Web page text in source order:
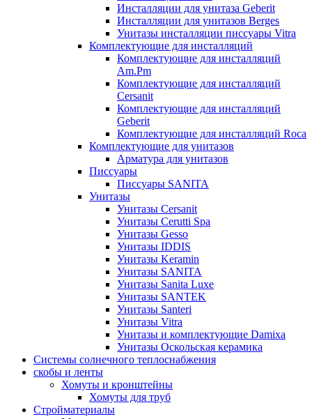
Инсталляции для унитаза Geberit
Инсталляции для унитазов Berges
Унитазы инсталляции писсуары Vitra
Комплектующие для инсталляций
Комплектующие для инсталляций
Am.Pm
Комплектующие для инсталляций
Cersanit
Комплектующие для инсталляций
Geberit
Комплектующие для инсталляций Roca
Комплектующие для унитазов
Арматура для унитазов
Писсуары
Писсуары SANITA
Унитазы
Унитазы Cersanit
Унитазы Cerutti Spa
Унитазы Gesso
Унитазы IDDIS
Унитазы Keramin
Унитазы SANITA
Унитазы Sanita Luxe
Унитазы SANTEK
Унитазы Santeri
Унитазы Vitra
Унитазы и комплектующие Damixa
Унитазы Оскольская керамика
Системы солнечного теплоснабжения
скобы и ленты
Хомуты и кронштейны
Хомуты для труб
Стройматериалы